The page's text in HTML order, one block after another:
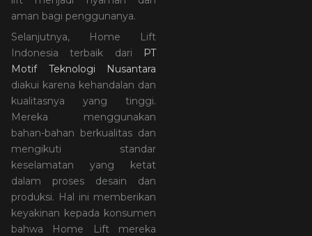
aman bagi penggunanya.
Selanjutnya, Home Lift
Indonesia terbaik dari PT
Motif Teknologi Nusantara
diakui karena kehandalan dan
kualitasnya yang tinggi.
Mereka menggunakan
bahan-bahan berkualitas dan
mengikuti standar
keselamatan yang ketat
dalam proses desain dan
produksi. Hal ini memberikan
keyakinan kepada konsumen
bahwa Home Lift mereka